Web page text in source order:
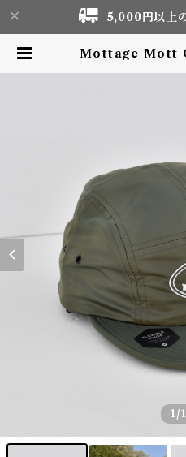
5,000円以上
Mottage Mott
1/